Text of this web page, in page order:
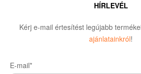
HÍRLEVÉL
Kérj e-mail értesítést legújabb
ajánlatainkról!
E-mail*